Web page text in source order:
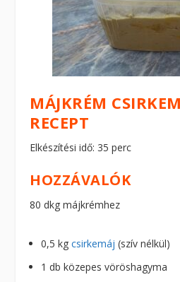
MÁJKRÉM
RECEPT
Elkészítési idő: 35 perc
HOZZÁVALÓK
80 dkg májkrémhez
0,5 kgcsirkemáj (szív nélkül)
1 db közepes vöröshagyma